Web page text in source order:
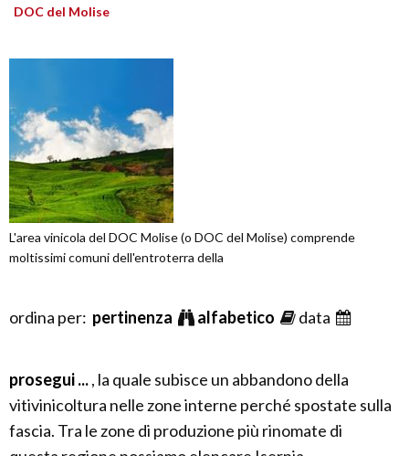
DOC del Molise
L'area vinicola del DOC Molise (o DOC del Molise) comprende
moltissimi comuni dell'entroterra della
ordina per: pertinenza alfabetico data
prosegui ..., la quale subisce un abbandono della
vitivinicoltura nelle zone interne perché spostate sulla
fascia. Tra le zone di produzione più rinomate di